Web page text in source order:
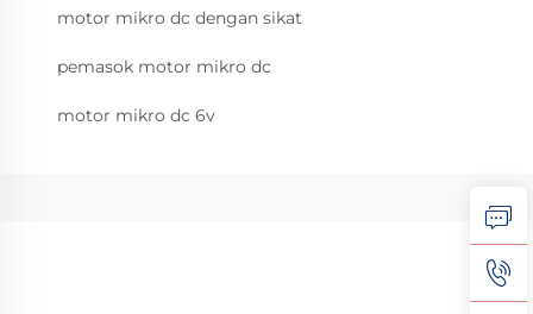
motor mikro dc dengan sikat
pemasok motor mikro dc
motor mikro dc 6v